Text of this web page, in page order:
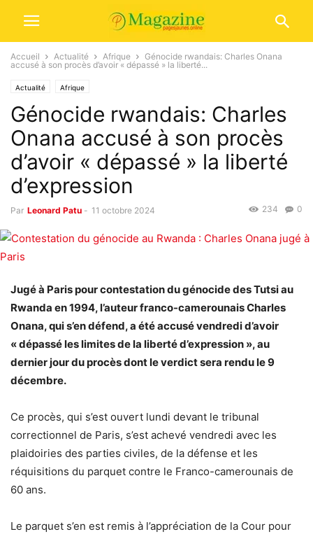
Accueil Actualité Afrique
Génocide rwandais: Charles Onana
accusé à son procès d’avoir « dépassé » la liberté...
Actualité Afrique
Génocide rwandais: Charles
Onana accusé à son procès
d’avoir « dépassé » la liberté
d’expression
Par Leonard Patu - 11 octobre 2024 0
234
Jugé à Paris pour contestation du génocide des Tutsi au
Rwanda en 1994, l’auteur franco-camerounais Charles
Onana, qui s’en défend, a été accusé vendredi d’avoir
« dépassé les limites de la liberté d’expression », au
dernier jour du procès dont le verdict sera rendu le 9
décembre.
Ce procès, qui s’est ouvert lundi devant le tribunal
correctionnel de Paris, s’est achevé vendredi avec les
plaidoiries des parties civiles, de la défense et les
réquisitions du parquet contre le Franco-camerounais de
60 ans.
Le parquet s’en est remis à l’appréciation de la Cour pour